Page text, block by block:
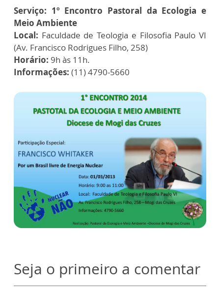
Serviço: 1º Encontro Pastoral da Ecologia e
Meio Ambiente
Local: Faculdade de Teologia e Filosofia Paulo VI
(Av. Francisco Rodrigues Filho, 258)
Horário: 9h às 11h.
Informações: (11) 4790-5660
Seja o primeiro a comentar